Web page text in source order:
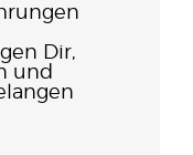
Dir,
und